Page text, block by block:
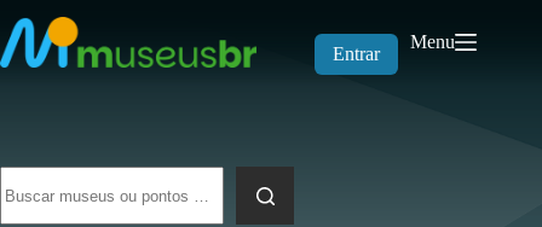
para
o
conteúdo
Entrar
Menu
resultados